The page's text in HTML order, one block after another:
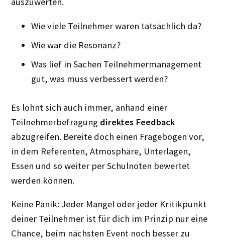
Wie viele Teilnehmer waren tatsächlich da?
Wie war die Resonanz?
Was lief in Sachen Teilnehmermanagement
gut, was muss verbessert werden?
Es lohnt sich auch immer, anhand einer
Teilnehmerbefragung direktes Feedback
abzugreifen. Bereite doch einen Fragebogen vor,
in dem Referenten, Atmosphäre, Unterlagen,
Essen und so weiter per Schulnoten bewertet
werden können.
Keine Panik: Jeder Mangel oder jeder Kritikpunkt
deiner Teilnehmer ist für dich im Prinzip nur eine
Chance, beim nächsten Event noch besser zu